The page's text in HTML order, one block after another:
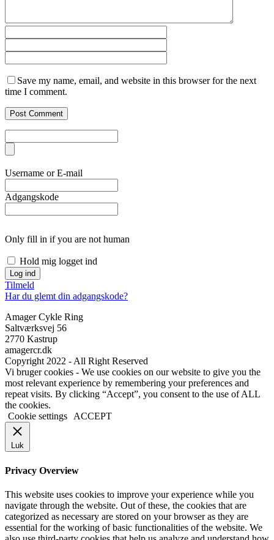
Save my name, email, and website in this browser for the next
time I comment.
Username or E-mail
Adgangskode
Only fill in if you are not human
Hold mig logget ind
Tilmeld
Har du glemt din adgangskode?
Amager Cykle Ring
Saltværksvej 56
2770 Kastrup
amagercr.dk
Copyright 2022 - All Right Reserved
Vi bruger cookies - We use cookies on our website to give you the
most relevant experience by remembering your preferences and
repeat visits. By clicking “Accept”, you consent to the use of ALL
the cookies.
Cookie settings
ACCEPT
Luk
Privacy Overview
This website uses cookies to improve your experience while you
navigate through the website. Out of these, the cookies that are
categorized as necessary are stored on your browser as they are
essential for the working of basic functionalities of the website. We